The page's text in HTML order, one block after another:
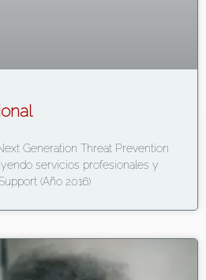
Generation Threat Prevention
servicios profesionales y
(Año 2016)